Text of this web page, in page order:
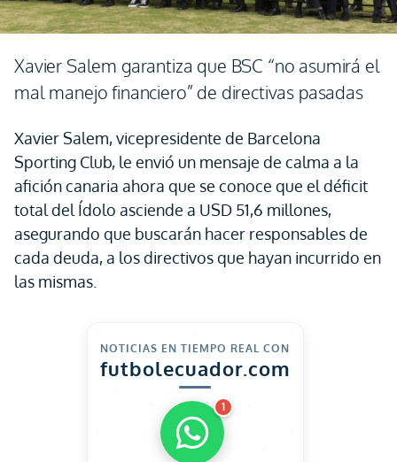
Xavier Salem garantiza que BSC “no asumirá el
mal manejo financiero” de directivas pasadas
Xavier Salem, vicepresidente de Barcelona
Sporting Club, le envió un mensaje de calma a la
afición canaria ahora que se conoce que el déficit
total del Ídolo asciende a USD 51,6 millones,
asegurando que buscarán hacer responsables de
cada deuda, a los directivos que hayan incurrido en
las mismas.
NOTICIAS EN TIEMPO REAL CON
futbolecuador.com
1